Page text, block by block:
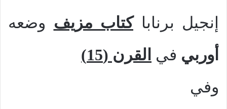
إنجيل برناباكتاب مزيف وضعه
أوربي في القرن (15)
وفي